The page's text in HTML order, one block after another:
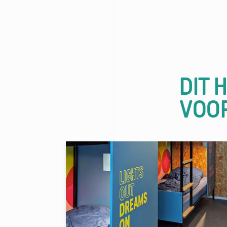
DIT